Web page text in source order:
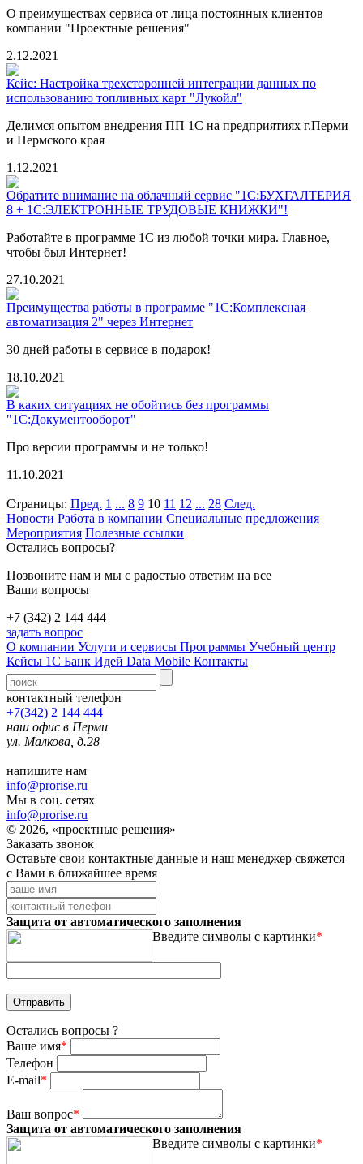
О преимуществах сервиса от лица постоянных клиентов
компании "Проектные решения"
2.12.2021
Кейс: Настройка трехсторонней интеграции данных по
использованию топливных карт "Лукойл"
Делимся опытом внедрения ПП 1С на предприятиях г.Перми
и Пермского края
1.12.2021
Обратите внимание на облачный сервис "1С:БУХГАЛТЕРИЯ
8 + 1С:ЭЛЕКТРОННЫЕ ТРУДОВЫЕ КНИЖКИ"!
Работайте в программе 1С из любой точки мира. Главное,
чтобы был Интернет!
27.10.2021
Преимущества работы в программе "1С:Комплексная
автоматизация 2" через Интернет
30 дней работы в сервисе в подарок!
18.10.2021
В каких ситуациях не обойтись без программы
"1С:Документооборот"
Про версии программы и не только!
11.10.2021
Страницы: Пред. 1 ... 8 9 10 11 12 ... 28 След.
Новости Работа в компании Специальные предложения
Мероприятия Полезные ссылки
Остались вопросы?
Позвоните нам и мы с радостью ответим на все
Ваши вопросы
+7 (342) 2 144 444
задать вопрос
О компании Услуги и сервисы Программы Учебный центр
Кейсы 1С Банк Идей Data Mobile Контакты
контактный телефон
+7(342) 2 144 444
наш офис в Перми
ул. Малкова, д.28
напишите нам
info@prorise.ru
Мы в соц. сетях
info@prorise.ru
© 2026, «проектные решения»
Заказать звонок
Оставьте свои контактные данные и наш менеджер свяжется
с Вами в ближайшее время
Защита от автоматического заполнения
Введите символы с картинки*
Остались вопросы ?
Ваше имя*
Телефон
E-mail*
Ваш вопрос*
Защита от автоматического заполнения
Введите символы с картинки*